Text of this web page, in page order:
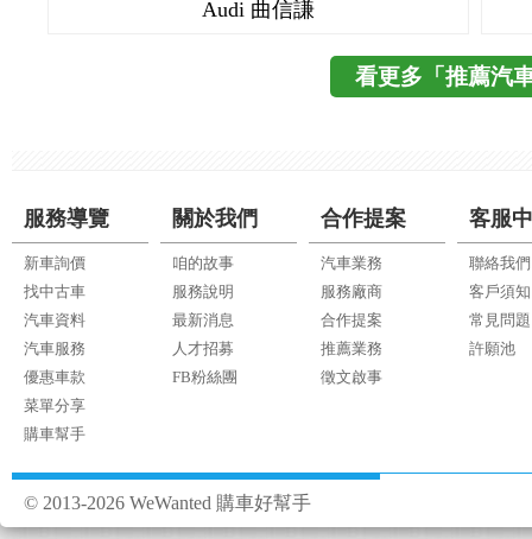
Audi 曲信謙
看更多「推薦汽
服務導覽
新車詢價
找中古車
汽車資料
汽車服務
優惠車款
菜單分享
購車幫手
關於我們
咱的故事
服務說明
最新消息
人才招募
FB粉絲團
合作提案
汽車業務
服務廠商
合作提案
推薦業務
徵文啟事
客服
聯絡我們
客戶須知
常見問題
許願池
© 2013-2026 WeWanted 購車好幫手